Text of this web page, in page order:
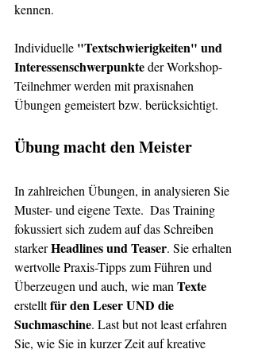
kennen.
Individuelle "Textschwierigkeiten" und
Interessenschwerpunkte der Workshop-
Teilnehmer werden mit praxisnahen
Übungen gemeistert bzw. berücksichtigt.
Übung macht den Meister
In zahlreichen Übungen, in analysieren Sie
Muster- und eigene Texte.  Das Training
fokussiert sich zudem auf das Schreiben
starker Headlines und Teaser. Sie erhalten
wertvolle Praxis-Tipps zum Führen und
Überzeugen und auch, wie man Texte
erstellt für den Leser UND die
Suchmaschine. Last but not least erfahren
Sie, wie Sie in kurzer Zeit auf kreative